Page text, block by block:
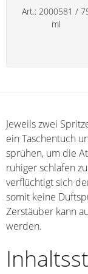
Art.:2000581 /
ml
Jeweils zwei
ein Taschentuch
sprühen, um die
ruhiger schlafen
verflüchtigt sich
somit keine
Zerstäuber kann
werden.